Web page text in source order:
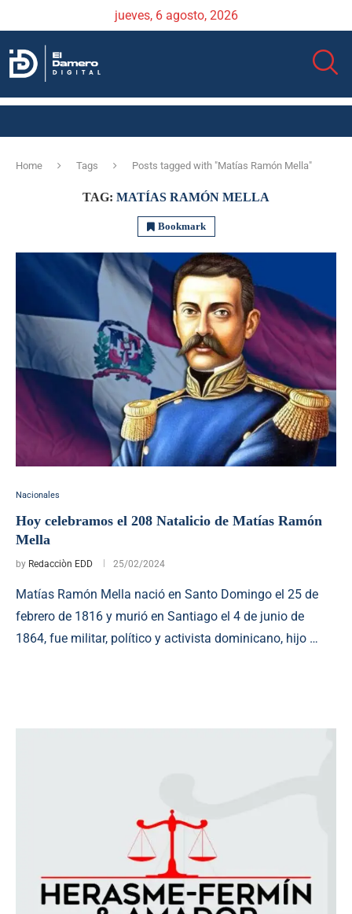
jueves, 6 agosto, 2026
Home Tags Posts tagged with "Matías Ramón Mella"
TAG: MATÍAS RAMÓN MELLA
Bookmark
Nacionales
Hoy celebramos el 208 Natalicio de Matías Ramón
Mella
by Redacciòn EDD 25/02/2024
Matías Ramón Mella nació en Santo Domingo el 25 de
febrero de 1816 y murió en Santiago el 4 de junio de
1864, fue militar, político y activista dominicano, hijo …